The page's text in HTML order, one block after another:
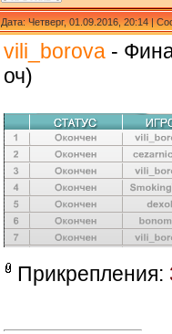
Дата: Четверг, 01.09.2016, 20:14 |
vili_borova -
оч)
Прикрепления: